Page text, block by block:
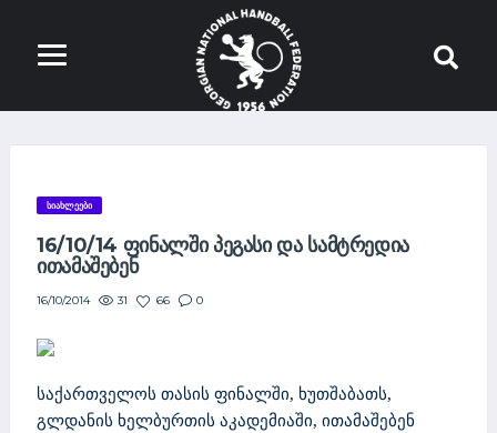
ᲡᲘᲐᲮᲚᲔᲔᲑᲘ
16/10/14 ᲤᲘᲜᲐᲚᲨᲘ ᲞᲔᲒᲐᲡᲘ ᲓᲐ ᲡᲐᲛᲢᲠᲔᲓᲘᲐ
ᲘᲗᲐᲛᲐᲨᲔᲑᲔᲜ
16/10/2014 31 66 0
საქართველოს თასის ფინალში, ხუთშაბათს,
გლდანის ხელბურთის აკადემიაში, ითამაშებენ